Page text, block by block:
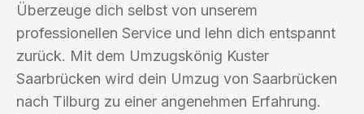
Überzeuge dich selbst von unserem
professionellen Service und lehn dich entspannt
zurück. Mit dem Umzugskönig Kuster
Saarbrücken wird dein Umzug von Saarbrücken
nach Tilburg zu einer angenehmen Erfahrung.